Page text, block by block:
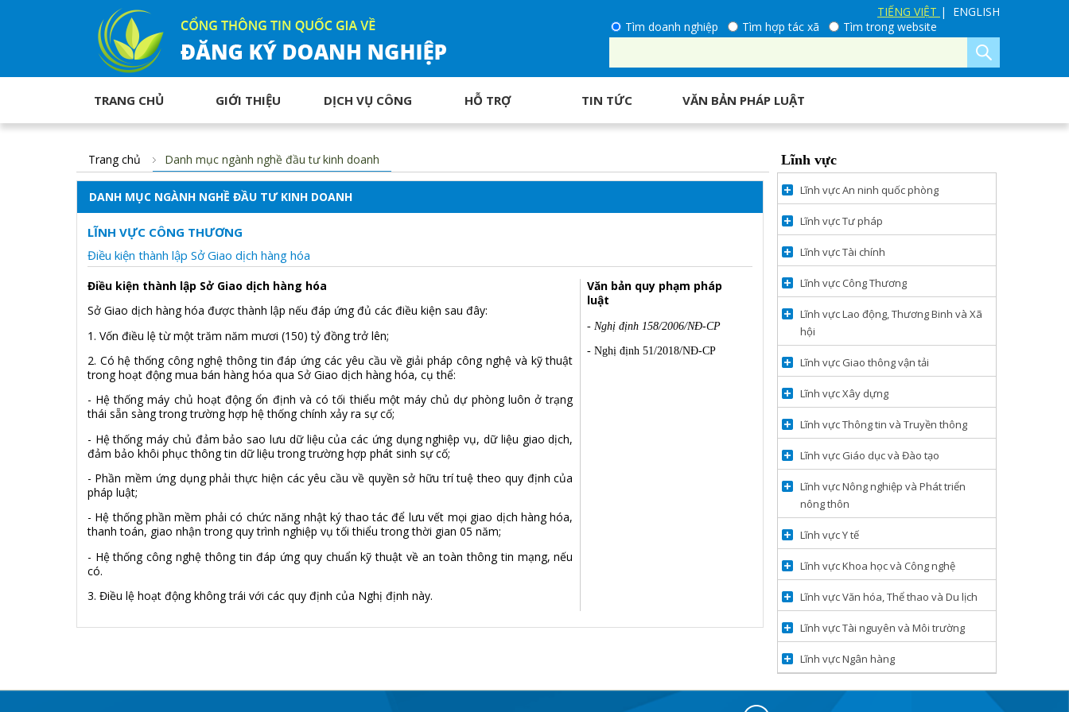
TIẾNG VIỆT | ENGLISH
Tìm doanh nghiệp
Tìm hợp tác xã Tìm trong website
TRANG CHỦ GIỚI THIỆU DỊCH VỤ CÔNG HỖ TRỢ TIN TỨC VĂN BẢN PHÁP LUẬT
Trang chủ Danh mục ngành nghề đầu tư kinh doanh
DANH MỤC NGÀNH NGHỀ ĐẦU TƯ KINH DOANH
LĨNH VỰC CÔNG THƯƠNG
Điều kiện thành lập Sở Giao dịch hàng hóa
Điều kiện thành lập Sở Giao dịch hàng hóa
Sở Giao dịch hàng hóa được thành lập nếu đáp ứng đủ các điều kiện sau đây:
1. Vốn điều lệ từ một trăm năm mươi (150) tỷ đồng trở lên;
2. Có hệ thống công nghệ thông tin đáp ứng các yêu cầu về giải pháp công nghệ và kỹ thuật
trong hoạt động mua bán hàng hóa qua Sở Giao dịch hàng hóa, cụ thể:
- Hệ thống máy chủ hoạt động ổn định và có tối thiểu một máy chủ dự phòng luôn ở trạng
thái sẵn sàng trong trường hợp hệ thống chính xảy ra sự cố;
- Hệ thống máy chủ đảm bảo sao lưu dữ liệu của các ứng dụng nghiệp vụ, dữ liệu giao dịch,
đảm bảo khôi phục thông tin dữ liệu trong trường hợp phát sinh sự cố;
- Phần mềm ứng dụng phải thực hiện các yêu cầu về quyền sở hữu trí tuệ theo quy định của
pháp luật;
- Hệ thống phần mềm phải có chức năng nhật ký thao tác để lưu vết mọi giao dịch hàng hóa,
thanh toán, giao nhận trong quy trình nghiệp vụ tối thiểu trong thời gian 05 năm;
- Hệ thống công nghệ thông tin đáp ứng quy chuẩn kỹ thuật về an toàn thông tin mạng, nếu
có.
3. Điều lệ hoạt động không trái với các quy định của Nghị định này.
Văn bản quy phạm pháp
luật
- Nghị định 158/2006/NĐ-CP
- Nghị định 51/2018/NĐ-CP
Lĩnh vực
Lĩnh vực An ninh quốc phòng
Lĩnh vực Tư pháp
Lĩnh vực Tài chính
Lĩnh vực Công Thương
Lĩnh vực Lao động, Thương Binh và Xã
hội
Lĩnh vực Giao thông vận tải
Lĩnh vực Xây dựng
Lĩnh vực Thông tin và Truyền thông
Lĩnh vực Giáo dục và Đào tạo
Lĩnh vực Nông nghiệp và Phát triển
nông thôn
Lĩnh vực Y tế
Lĩnh vực Khoa học và Công nghệ
Lĩnh vực Văn hóa, Thể thao và Du lịch
Lĩnh vực Tài nguyên và Môi trường
Lĩnh vực Ngân hàng